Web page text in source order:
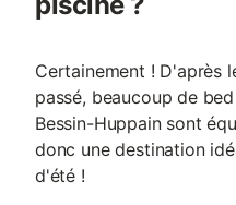
Certainement ! D'après
passé, beaucoup de
Bessin-Huppain sont
donc une destination
d'été !